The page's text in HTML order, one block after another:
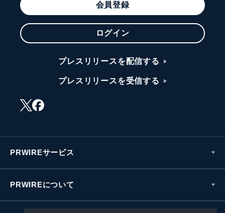
会員登録
ログイン
プレスリリースを配信する
プレスリリースを受信する
PRWIREサービス
PRWIREについて